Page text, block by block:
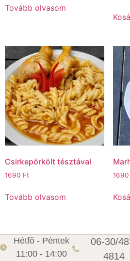
Tovább olvasom
Csirkepörkölt tésztával
1690 Ft
Tovább olvasom
1690
Hétfő - Péntek
11:00 - 14:00
06-30/
4814